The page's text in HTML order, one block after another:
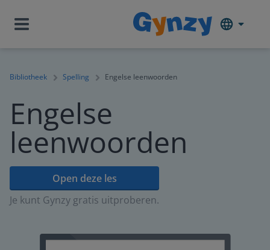
Bibliotheek Spelling Engelse leenwoorden
Engelse
leenwoorden
Open deze les
Je kunt Gynzy gratis uitproberen.